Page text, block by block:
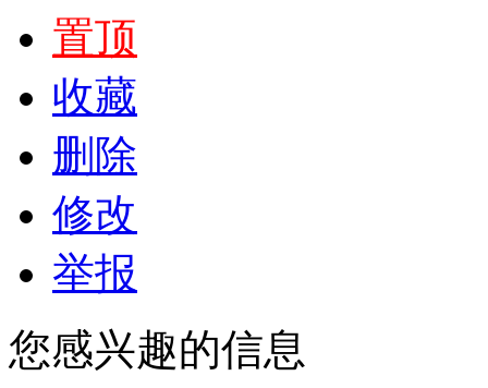
置顶
收藏
删除
修改
举报
您感兴趣的信息